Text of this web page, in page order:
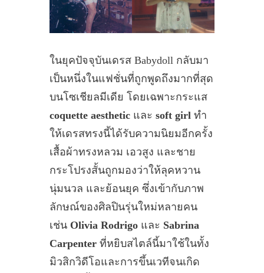
ในยุคปัจจุบันเดรส Babydoll กลับมา
เป็นหนึ่งในแฟชั่นที่ถูกพูดถึงมากที่สุด
บนโซเชียลมีเดีย โดยเฉพาะกระแส
coquette aesthetic และ soft girl ทำ
ให้เดรสทรงนี้ได้รับความนิยมอีกครั้ง
เสื้อผ้าทรงหลวม เอวสูง และชาย
กระโปรงสั้นถูกมองว่าให้ลุคหวาน
นุ่มนวล และย้อนยุค ซึ่งเข้ากับภาพ
ลักษณ์ของศิลปินรุ่นใหม่หลายคน
เช่น Olivia Rodrigo และ Sabrina
Carpenter ที่หยิบสไตล์นี้มาใช้ในทั้ง
มิวสิกวิดีโอและการขึ้นเวทีจนเกิด